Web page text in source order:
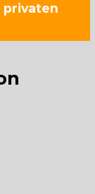
privaten